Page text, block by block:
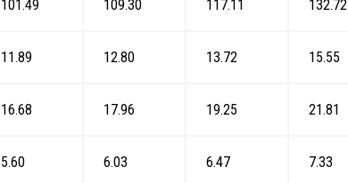
101.49 109.30 117.11 132.72
11.89 12.80 13.72 15.55
16.68 17.96 19.25 21.81
5.60 6.03 6.47 7.33